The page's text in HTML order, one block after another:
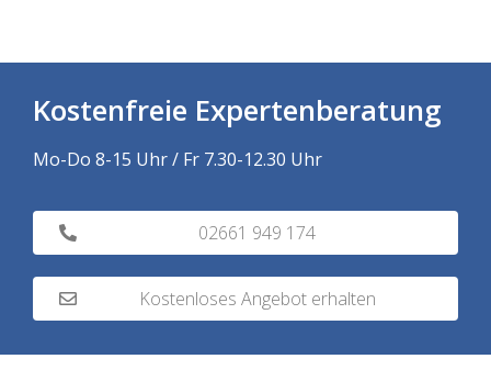
Kostenfreie Expertenberatung
Mo-Do 8-15 Uhr / Fr 7.30-12.30 Uhr
02661 949 174
Kostenloses Angebot erhalten